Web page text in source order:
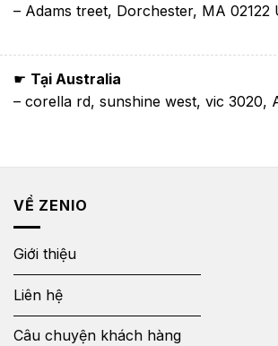
– Adams treet, Dorchester, MA 02122
☛ Tại Australia
– corella rd, sunshine west, vic 3020,
VỀ ZENIO
Giới thiệu
Liên hệ
Câu chuyện khách hàng